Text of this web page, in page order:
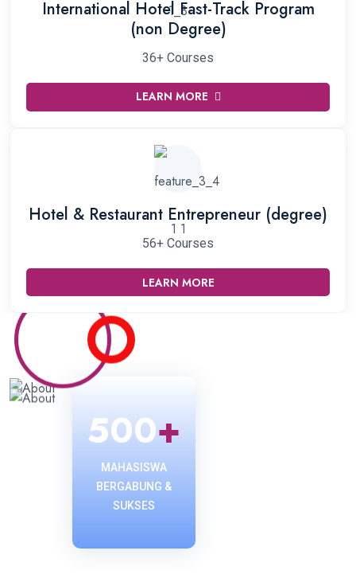
International Hotel Fast-Track Program
(non Degree)
36+ Courses
LEARN MORE
Hotel & Restaurant Entrepreneur (degree)
56+ Courses
LEARN MORE
500+
MAHASISWA
BERGABUNG &
SUKSES